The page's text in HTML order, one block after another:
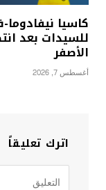
كاسيا
للسيدات بعد
الأصفر
أغسطس 7, 2026
اترك تعليقاً